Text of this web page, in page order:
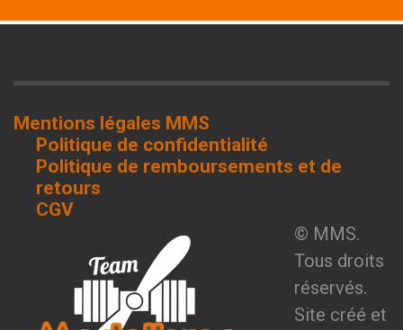
Mentions légales MMS
Politique de confidentialité
Politique de remboursements et de
retours
CGV
© MMS.
Tous droits
réservés.
Site créé et